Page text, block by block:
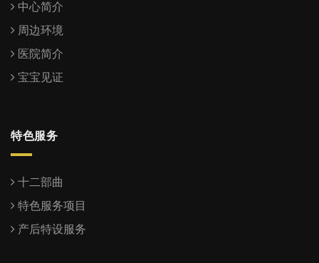
中心简介
周边环境
医院简介
宝宝见证
特色服务
十二部曲
特色服务项目
产后特设服务